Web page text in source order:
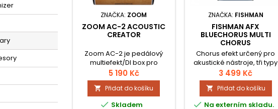
ZNAČKA: ZOOM
ZOOM AC-2 ACOUSTIC
CREATOR
Zoom AC-2 je pedálový
multiefekt/DI box pro
akustické nástroje s piezo
nebo magnetickými
snímači. Používáním těchto
vestavěných snímačů kytary
5 190 Kč
 Přidat do košíku
 Skladem
ZNAČKA: FISHMAN
FISHMAN AFX
BLUECHORUS MULTI
CHORUS
Chorus efekt určený pro
akustické nástroje, tři typy
(Analog, Vintage, Classic),
true bypass.
3 499 Kč
 Přidat do košíku
 Na externím skladu.